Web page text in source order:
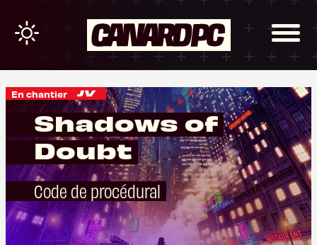
En chantier
Shadows of
Doubt
Code de procédural